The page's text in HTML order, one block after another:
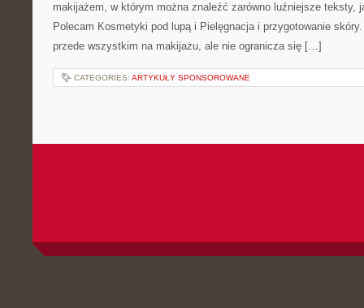
makijażem, w którym można znaleźć zarówno luźniejsze teksty,
Polecam Kosmetyki pod lupą i Pielęgnacja i przygotowanie
przede wszystkim na makijażu, ale nie ogranicza się […]
CATEGORIES: ARTYKUŁY SPONSOROWANE